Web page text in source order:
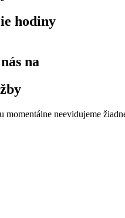
hodiny
na
momentálne neevidujeme